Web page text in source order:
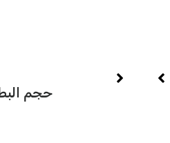
حجم البطاقة